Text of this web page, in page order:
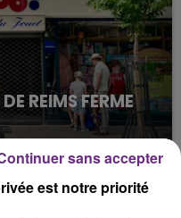
REIMS FERME
centre-ville
est contraint de
est notre priorité
sans accepter